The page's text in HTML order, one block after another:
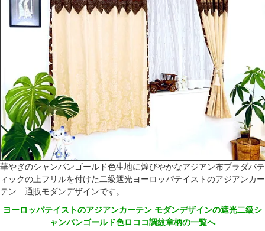
華やぎのシャンパンゴールド色生地に煌びやかなアジアン布プラダバテ
ィックの上フリルを付けた二級遮光ヨーロッパテイストのアジアンカー
テン 通販モダンデザインです。
ヨーロッパテイストのアジアンカーテン モダンデザインの遮光二級シ
ャンパンゴールド色ロココ調紋章柄の一覧へ